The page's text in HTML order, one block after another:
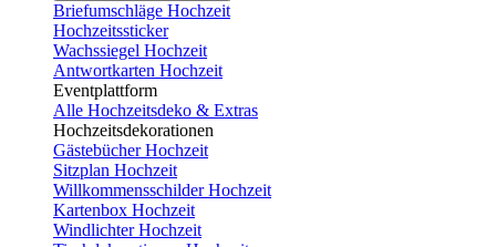
Briefumschläge Hochzeit
Hochzeitssticker
Wachssiegel Hochzeit
Antwortkarten Hochzeit
Eventplattform
Alle Hochzeitsdeko & Extras
Hochzeitsdekorationen
Gästebücher Hochzeit
Sitzplan Hochzeit
Willkommensschilder Hochzeit
Kartenbox Hochzeit
Windlichter Hochzeit